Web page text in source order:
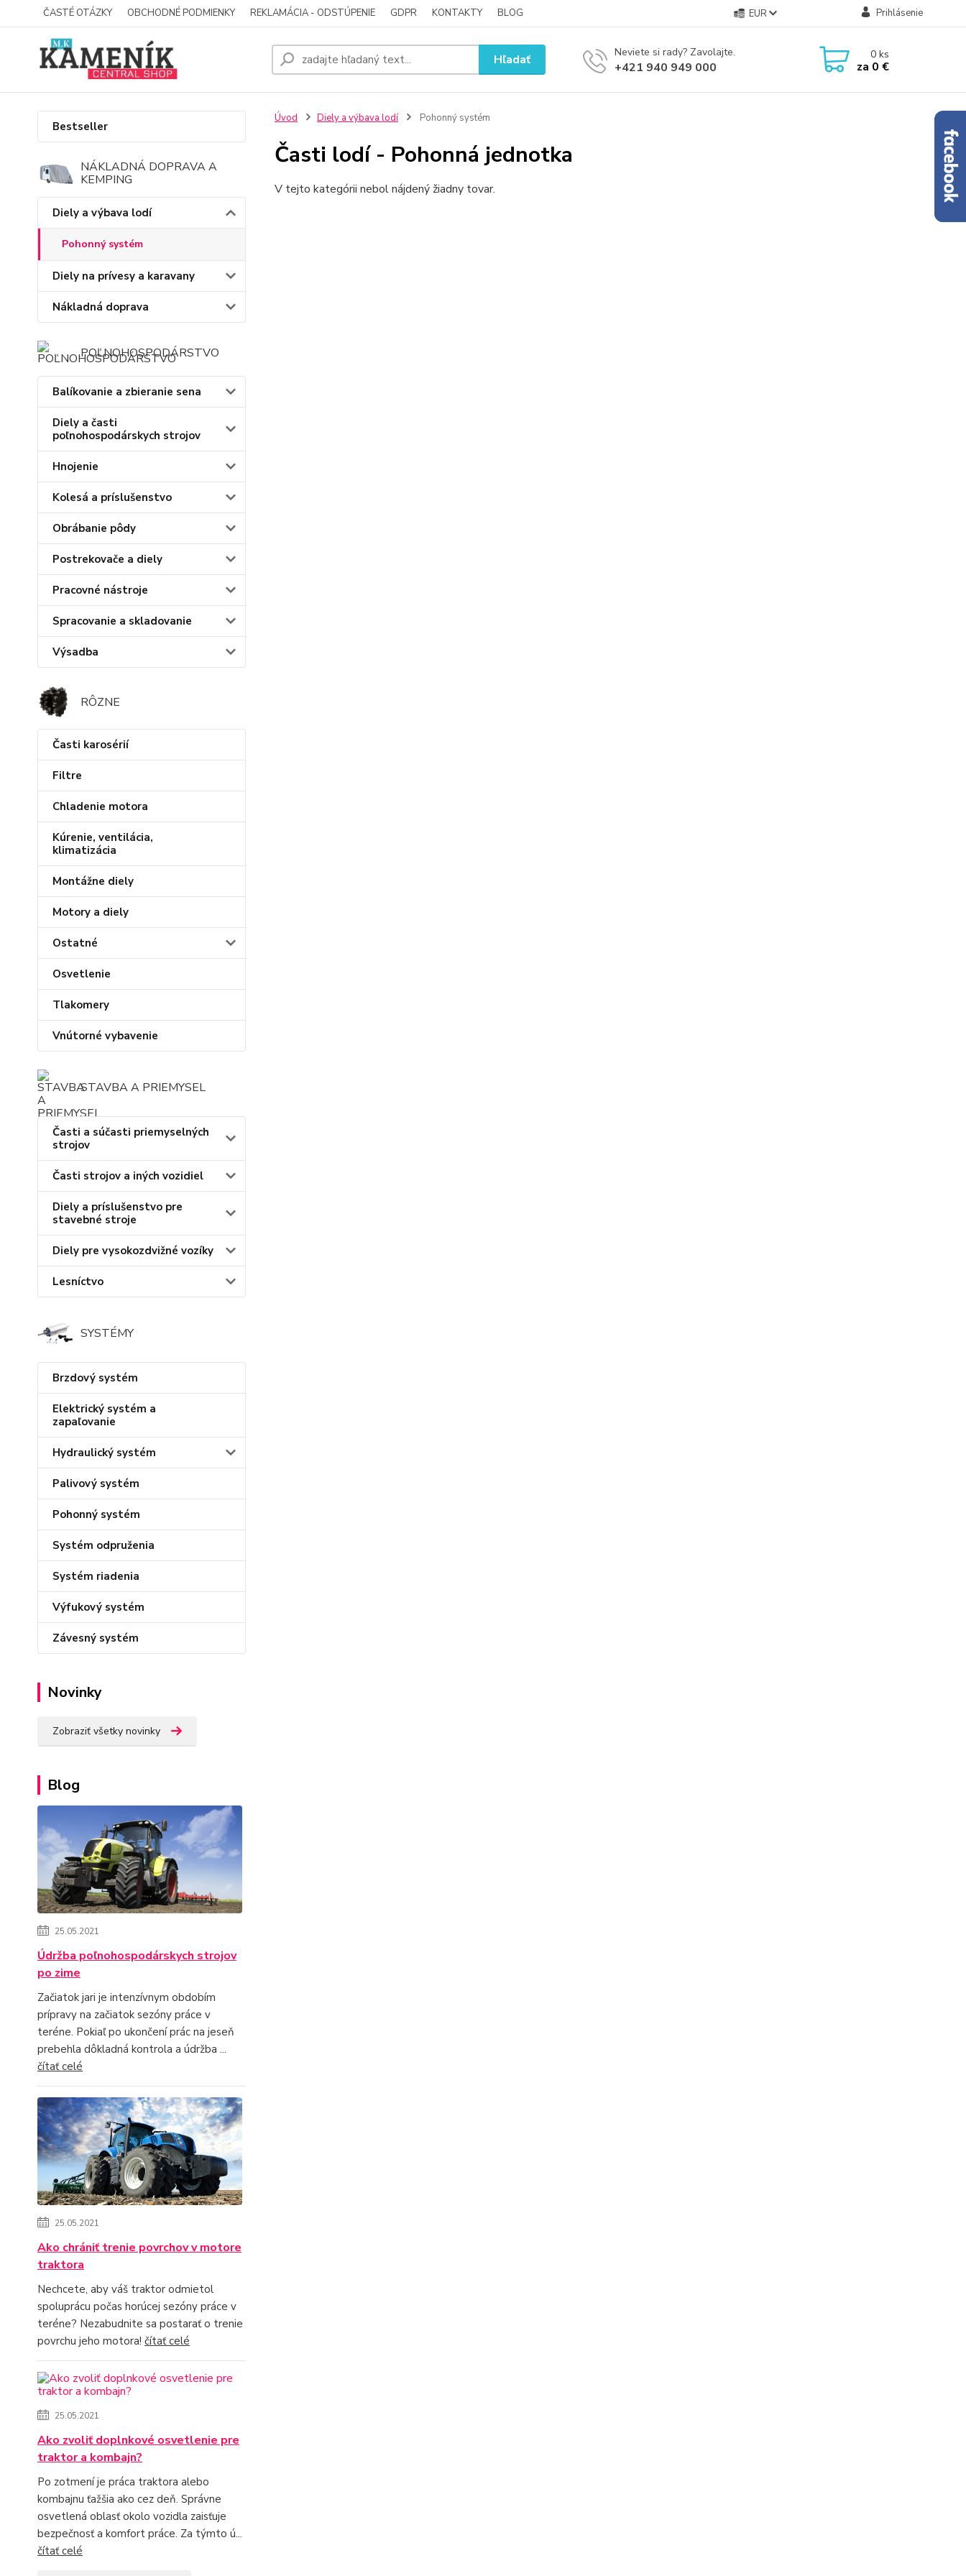
ČASTÉ OTÁZKY OBCHODNÉ PODMIENKY REKLAMÁCIA - ODSTÚPENIE GDPR KONTAKTY BLOG EUR Prihlásenie
Hľadať Neviete si rady? Zavolajte.
+421 940 949 000
0ks
za 0 €
Bestseller
NÁKLADNÁ DOPRAVA A
KEMPING
Diely a výbava lodí
Pohonný systém
Diely na prívesy a karavany
Nákladná doprava
POĽNOHOSPODÁRSTVO
Balíkovanie a zbieranie sena
Diely a časti
poľnohospodárskych strojov
Hnojenie
Kolesá a príslušenstvo
Obrábanie pôdy
Postrekovače a diely
Pracovné nástroje
Spracovanie a skladovanie
Výsadba
RÔZNE
Časti karosérií
Filtre
Chladenie motora
Kúrenie, ventilácia,
klimatizácia
Montážne diely
Motory a diely
Ostatné
Osvetlenie
Tlakomery
Vnútorné vybavenie
STAVBA A PRIEMYSEL
Časti a súčasti priemyselných
strojov
Časti strojov a iných vozidiel
Diely a príslušenstvo pre
stavebné stroje
Diely pre vysokozdvižné vozíky
Lesníctvo
SYSTÉMY
Brzdový systém
Elektrický systém a
zapaľovanie
Hydraulický systém
Palivový systém
Pohonný systém
Systém odpruženia
Systém riadenia
Výfukový systém
Závesný systém
Novinky
Zobraziť všetky novinky
Blog
25.05.2021
Údržba poľnohospodárskych strojov
po zime
Začiatok jari je intenzívnym obdobím
prípravy na začiatok sezóny práce v
teréne. Pokiaľ po ukončení prác na jeseň
prebehla dôkladná kontrola a údržba ...
čítať celé
25.05.2021
Ako chrániť trenie povrchov v motore
traktora
Nechcete, aby váš traktor odmietol
spoluprácu počas horúcej sezóny práce v
teréne? Nezabudnite sa postarať o trenie
povrchu jeho motora! čítať celé
25.05.2021
Ako zvoliť doplnkové osvetlenie pre
traktor a kombajn?
Po zotmení je práca traktora alebo
kombajnu ťažšia ako cez deň. Správne
osvetlená oblasť okolo vozidla zaisťuje
bezpečnosť a komfort práce. Za týmto ú...
čítať celé
Úvod Diely a výbava lodí Pohonný systém
Časti lodí - Pohonná jednotka
V tejto kategórii nebol nájdený žiadny tovar.